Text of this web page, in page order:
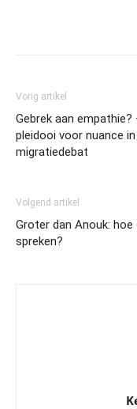
Vorig artikel
Gebrek aan empathie?
pleidooi voor nuance
migratiedebat
Volgend artikel
Groter dan Anouk:
spreken?